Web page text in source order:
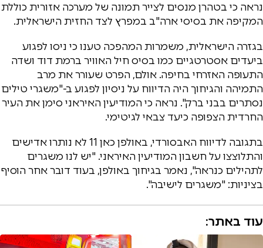
נראה כי בטהרן מנסים לצייר תמונה של מערכה אזורית כוללת
המקיפה את בסיסי ארה"ב במפרץ לצד החזית הישראלית.
בגזרה הישראלית, משמרות המהפכה טענו כי ניסו לפגוע
ביעדים אסטרטגיים כמו בסיס חיל האוויר ברמת דוד ושדה
התעופה האזרחי בחיפה. אולם, הפרט שעורר את מרב
התמיהה והגיחוך היה הדיווח על ניסיון לפגוע ב-"משגרי טילים
נסתרים בבני ברק". נראה כי המודיעין האיראני סימן את העיר
החרדית הצפופה כיעד צבאי לגיטימי.
בתגובה לדיווח האבסורדי, באולפן כאן 11 לא נותרו אדישים
והתלוצצו על חשבון המודיעין האיראני. "יש לנו משגרים
לתהילים כנראה", נאמר בגיחוך באולפן, בעוד דובר אחר הוסיף
בציניות: "משגרים לישיבה".
עוד באתר: